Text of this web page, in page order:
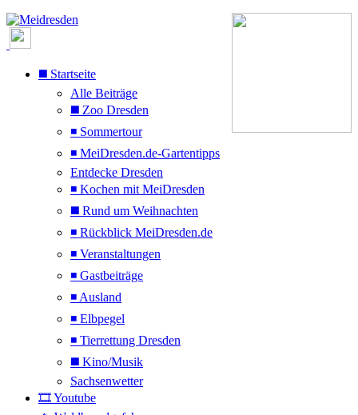
◼️ Startseite
Alle Beiträge
◼️ Zoo Dresden
◾ Sommertour
◾ MeiDresden.de-Gartentipps
Entdecke Dresden
◾ Kochen mit MeiDresden
◼️ Rund um Weihnachten
◾ Rückblick MeiDresden.de
◾ Veranstaltungen
◾ Gastbeiträge
◾ Ausland
◾ Elbpegel
◾ Tierrettung Dresden
◼️ Kino/Musik
Sachsenwetter
🎞️ Youtube